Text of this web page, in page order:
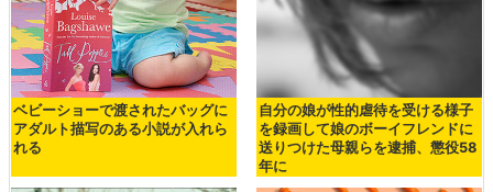
ベビーショーで渡されたバッグに
アダルト描写のある小説が入れら
れる
自分の娘が性的虐待を受ける様子
を録画して娘のボーイフレンドに
送りつけた母親らを逮捕、懲役58
年に